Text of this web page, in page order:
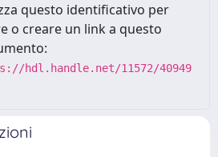
questo identificativo per
o creare un link a questo
hdl.handle.net/11572/40949